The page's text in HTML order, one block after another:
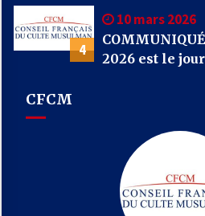
4
10 mars 2026
2026 est le
CFCM